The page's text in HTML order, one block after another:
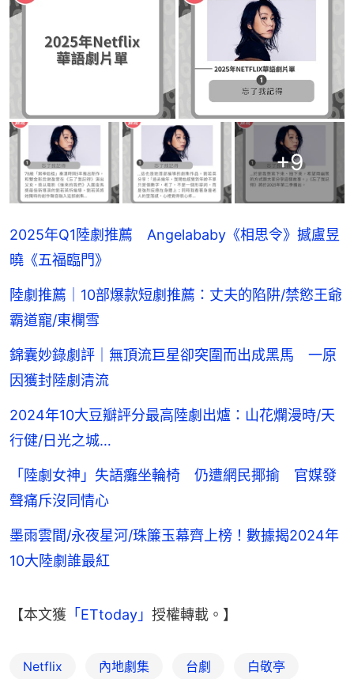
+9
2025年Q1陸劇推薦 Angelababy《相思令 》撼盧昱
曉《五福臨門》
陸劇推薦｜10部爆款短劇推薦：丈夫的陷阱/禁慾王爺
霸道寵/東欄雪
錦囊妙錄劇評｜無頂流巨星卻突圍而出成黑馬 一原
因獲封陸劇清流
2024年10大豆瓣評分最高陸劇出爐：山花爛漫時/天
行健/日光之城…
「陸劇女神」失語癱坐輪椅 仍遭網民揶揄 官媒發
聲痛斥沒同情心
墨雨雲間/永夜星河/珠簾玉幕齊上榜！數據揭2024年
10大陸劇誰最紅
【本文獲 「ETtoday」 授權轉載。】
Netflix 內地劇集 台劇 白敬亭